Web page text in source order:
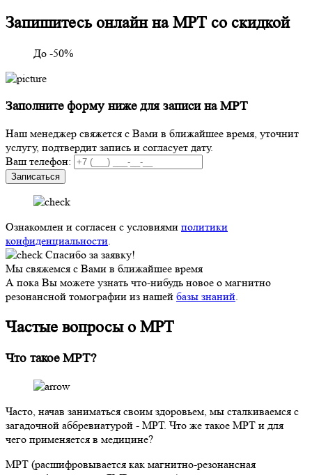
Запишитесь онлайн на МРТ со скидкой
До -50%
Заполните форму ниже для записи на МРТ
Наш менеджер свяжется с Вами в ближайшее время, уточнит
услугу, подтвердит запись и согласует дату.
Ваш телефон:
Записаться
Ознакомлен и согласен с условиями политики
конфиденциальности.
Спасибо за заявку!
Мы свяжемся с Вами в ближайшее время
А пока Вы можете узнать что-нибудь новое о магнитно
резонансной томографии из нашей базы знаний.
Частые вопросы о МРТ
Что такое МРТ?
Часто, начав заниматься своим здоровьем, мы сталкиваемся с
загадочной аббревиатурой - МРТ. Что же такое МРТ и для
чего применяется в медицине?
МРТ (расшифровывается как магнитно-резонансная